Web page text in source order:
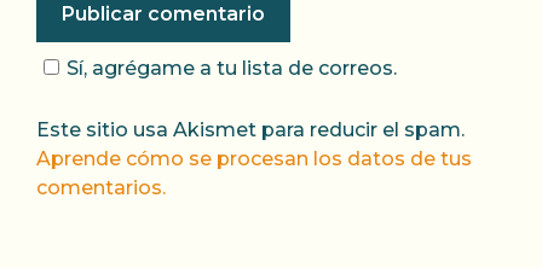
Sí, agrégame a tu lista de correos.
Este sitio usa Akismet para reducir el spam.
Aprende cómo se procesan los datos de tus
comentarios.